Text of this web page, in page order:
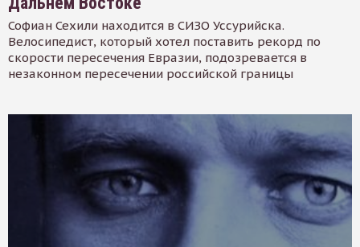
Софиан Сехили находится в СИЗО Уссурийска.
Велосипедист, который хотел поставить рекорд по
скорости пересечения Евразии, подозревается в
незаконном пересечении российской границы